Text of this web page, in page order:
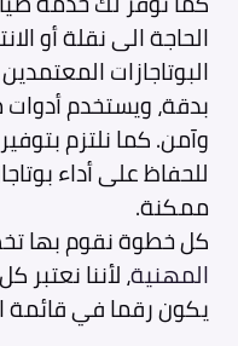
الحاجة الى نقلة أو
البوتاجازات
بدقة، ويستخدم
وآمن. كما نلتزم
للحفاظ على أداء
ممكنة.
كل خطوة نقوم بها
المهنية، لأننا
يكون رقما في قائمة